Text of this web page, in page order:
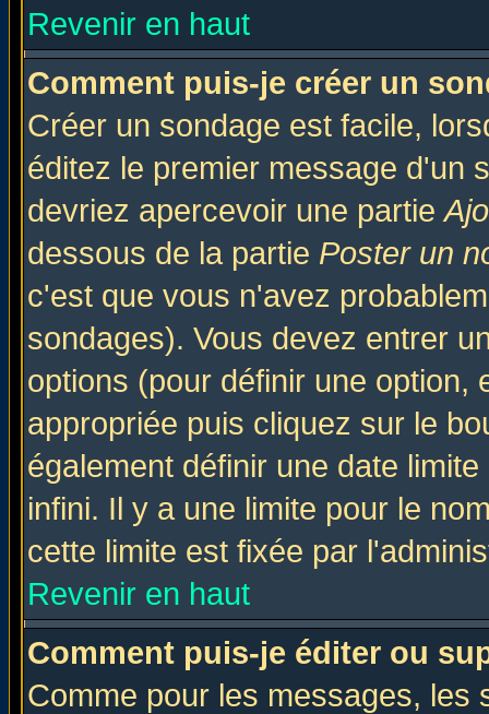
Revenir en haut
Comment puis-je créer un
Créer un sondage est facile,
éditez le premier message d'un
devriez apercevoir une partie
dessous de la partie Poster un
c'est que vous n'avez
sondages). Vous devez entrer
options (pour définir une option,
appropriée puis cliquez sur le
également définir une date
infini. Il y a une limite pour le
cette limite est fixée par
Revenir en haut
Comment puis-je éditer ou
Comme pour les messages, les